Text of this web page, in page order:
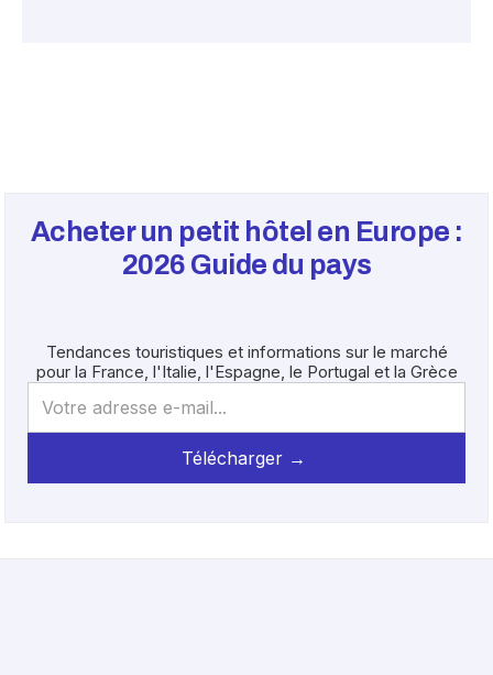
Acheter un petit hôtel en Europe :
2026 Guide du pays
Tendances touristiques et informations sur le marché
pour la France, l'Italie, l'Espagne, le Portugal et la Grèce